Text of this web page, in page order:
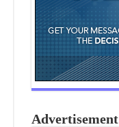
Advertisement